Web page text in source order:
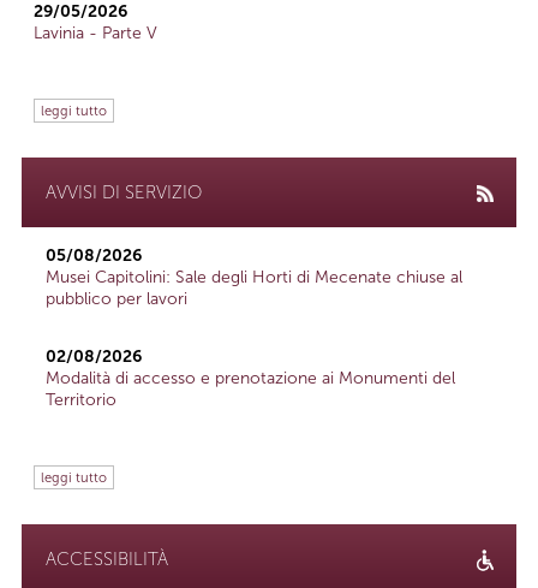
29/05/2026
Lavinia - Parte V
leggi tutto
AVVISI DI SERVIZIO
05/08/2026
Musei Capitolini: Sale degli Horti di Mecenate chiuse al
pubblico per lavori
02/08/2026
Modalità di accesso e prenotazione ai Monumenti del
Territorio
leggi tutto
ACCESSIBILITÀ